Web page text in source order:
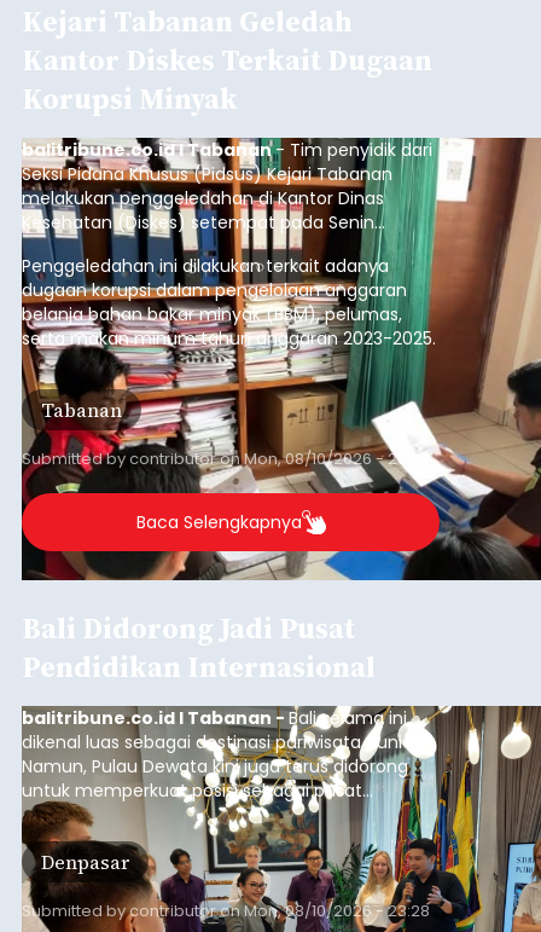
Kejari Tabanan Geledah
Kantor Diskes Terkait Dugaan
Korupsi Minyak
balitribune.co.id I Tabanan- Tim penyidik dari
Seksi Pidana Khusus (Pidsus) Kejari Tabanan
melakukan penggeledahan di Kantor Dinas
Kesehatan (Diskes) setempat pada Senin
(10/8/2026).
Penggeledahan ini dilakukan terkait adanya
dugaan korupsi dalam pengelolaan anggaran
belanja bahan bakar minyak (BBM), pelumas,
serta makan minum tahun anggaran 2023-2025.
Tabanan
Submitted bycontributoronMon, 08/10/2026 - 23:33
Baca Selengkapnya
Bali Didorong Jadi Pusat
Pendidikan Internasional
balitribune.co.id I Tabanan - Bali selama ini
dikenal luas sebagai destinasi pariwisata dunia.
Namun, Pulau Dewata kini juga terus didorong
untuk memperkuat posisi sebagai pusat
pendidikan internasional atau "education hub".
Denpasar
Submitted bycontributoronMon, 08/10/2026 - 23:28